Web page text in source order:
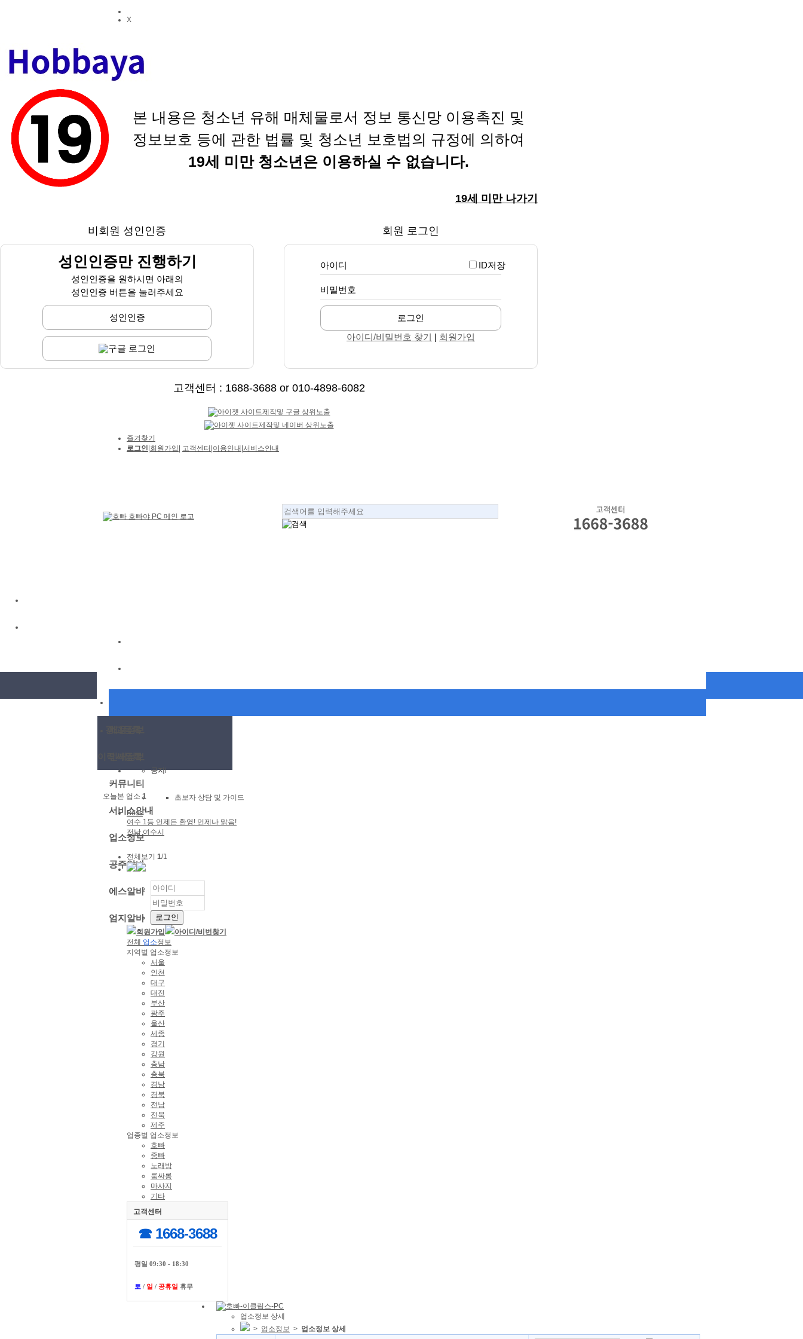
X
본 내용은 청소년 유해 매체물로서 정보 통신망 이용촉진 및
정보보호 등에 관한 법률 및 청소년 보호법의 규정에 의하여
19세 미만 청소년은 이용하실 수 없습니다.
19세 미만 나가기
비회원 성인인증
성인인증만 진행하기
성인인증을 원하시면 아래의
성인인증 버튼을 눌러주세요
성인인증
구글 로그인
회원 로그인
아이디 ID저장
비밀번호
로그인
아이디/비밀번호 찾기 | 회원가입
고객센터 : 1688-3688 or 010-4898-6082
즐겨찾기
로그인 회원가입 고객센터 이용안내 서비스안내
커뮤니티
서비스안내
업소정보
공주알바
에스알바
엄지알바
공지l
초보자 상담 및 가이드
오늘본 업소1
Boss
여수 1등 언제든 환영! 언제나 맑음!
전남 여수시
전체보기 1/1
회원가입 아이디/비번찾기
전체 업소정보
지역별 업소정보
서울
인천
대구
대전
부산
광주
울산
세종
경기
강원
충남
충북
경남
경북
전남
전북
제주
업종별 업소정보
호빠
중빠
노래방
룸싸롱
마사지
기타
고객센터
☎ 1668-3688
평일 09:30 - 18:30
토 / 일 / 공휴일 휴무
업소정보 상세
> 업소정보 > 업소정보 상세